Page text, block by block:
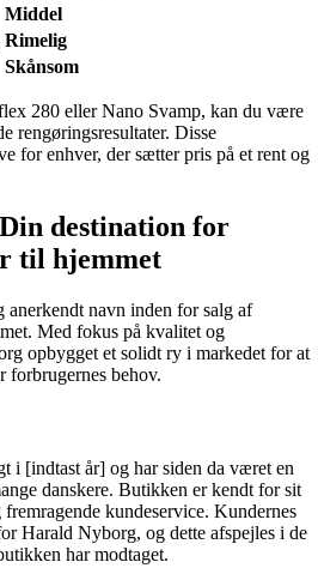
Middel
Rimelig
Skånsom
280 eller Nano Svamp, kan du være
rengøringsresultater. Disse
for enhver, der sætter pris på et rent og
destination for
til hjemmet
navn inden for salg af
Med fokus på kvalitet og
opbygget et solidt ry i markedet for at
forbrugernes behov.
i [indtast år] og har siden da været en
danskere. Butikken er kendt for sit
kundeservice. Kundernes
Harald Nyborg, og dette afspejles i de
har modtaget.